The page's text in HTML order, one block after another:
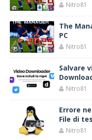
Nitro81
The
PC
Nitro81
Salvare
Nitro81
Errore
File di
Nitro81